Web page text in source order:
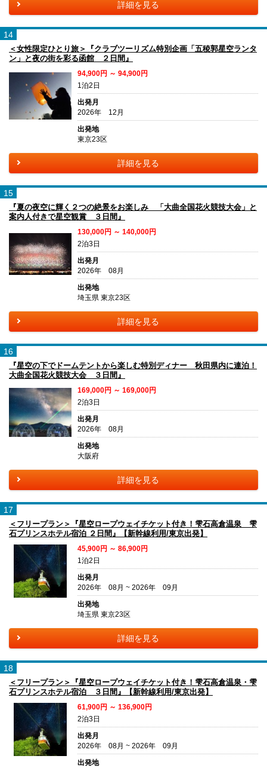
詳細を見る
14
＜女性限定ひとり旅＞『クラブツーリズム特別企画「五稜郭星空ランタ
ン」と夜の街を彩る函館 ２日間』
94,900円 ～ 94,900円
1泊2日
出発月
2026年 12月
出発地
東京23区
詳細を見る
15
『夏の夜空に輝く２つの絶景をお楽しみ 「大曲全国花火競技大会」と
案内人付きで星空観賞 ３日間』
130,000円 ～ 140,000円
2泊3日
出発月
2026年 08月
出発地
埼玉県 東京23区
詳細を見る
16
『星空の下でドームテントから楽しむ特別ディナー 秋田県内に連泊！
大曲全国花火競技大会 ３日間』
169,000円 ～ 169,000円
2泊3日
出発月
2026年 08月
出発地
大阪府
詳細を見る
17
＜フリープラン＞『星空ロープウェイチケット付き！雫石高倉温泉 雫
石プリンスホテル宿泊 ２日間』【新幹線利用/東京出発】
45,900円 ～ 86,900円
1泊2日
出発月
2026年 08月 ~ 2026年 09月
出発地
埼玉県 東京23区
詳細を見る
18
＜フリープラン＞『星空ロープウェイチケット付き！雫石高倉温泉・雫
石プリンスホテル宿泊 ３日間』【新幹線利用/東京出発】
61,900円 ～ 136,900円
2泊3日
出発月
2026年 08月 ~ 2026年 09月
出発地